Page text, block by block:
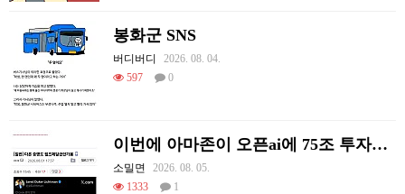
봉화군 SNS
버디버디
2026. 08. 04.
597
0
이번에 아마존이 오픈ai에 75조 투자한 이유
소밀면
2026. 08. 05.
1333
1